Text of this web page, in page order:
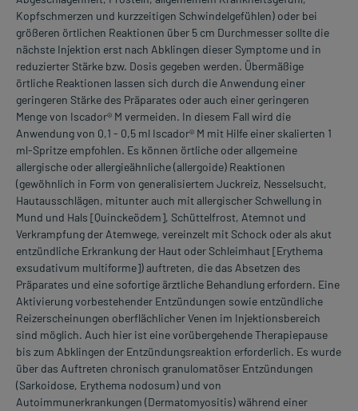
Kopfschmerzen und kurzzeitigen Schwindelgefühlen) oder bei
größeren örtlichen Reaktionen über 5 cm Durchmesser sollte die
nächste Injektion erst nach Abklingen dieser Symptome und in
reduzierter Stärke bzw. Dosis gegeben werden. Übermäßige
örtliche Reaktionen lassen sich durch die Anwendung einer
geringeren Stärke des Präparates oder auch einer geringeren
Menge von Iscador® M vermeiden. In diesem Fall wird die
Anwendung von 0,1 - 0,5 ml Iscador® M mit Hilfe einer skalierten 1
ml-Spritze empfohlen. Es können örtliche oder allgemeine
allergische oder allergieähnliche (allergoide) Reaktionen
(gewöhnlich in Form von generalisiertem Juckreiz, Nesselsucht,
Hautausschlägen, mitunter auch mit allergischer Schwellung in
Mund und Hals [Quinckeödem], Schüttelfrost, Atemnot und
Verkrampfung der Atemwege, vereinzelt mit Schock oder als akut
entzündliche Erkrankung der Haut oder Schleimhaut [Erythema
exsudativum multiforme]) auftreten, die das Absetzen des
Präparates und eine sofortige ärztliche Behandlung erfordern. Eine
Aktivierung vorbestehender Entzündungen sowie entzündliche
Reizerscheinungen oberflächlicher Venen im Injektionsbereich
sind möglich. Auch hier ist eine vorübergehende Therapiepause
bis zum Abklingen der Entzündungsreaktion erforderlich. Es wurde
über das Auftreten chronisch granulomatöser Entzündungen
(Sarkoidose, Erythema nodosum) und von
Autoimmunerkrankungen (Dermatomyositis) während einer